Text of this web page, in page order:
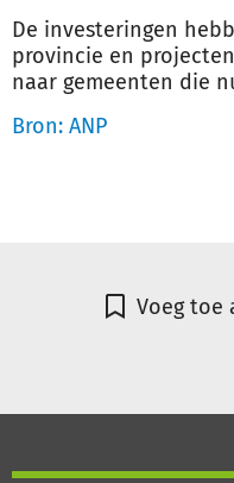
De investeringen
provincie en
naar gemeenten die
Bron: ANP
Voeg toe